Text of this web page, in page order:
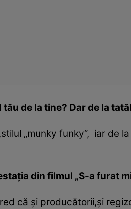
de la tine? Dar de la
„munky funky“, iar
din filmul „S-a furat
că şi producătorii,şi